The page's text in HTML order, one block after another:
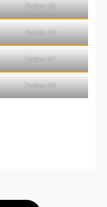
Funime 50
Funime 52
Funime 54
Funime 56